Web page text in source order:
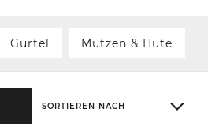
Gürtel Mützen & Hüte
SORTIEREN NACH